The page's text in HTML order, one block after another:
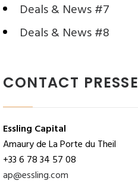
Deals & News #7
Deals & News #8
CONTACT PRESSE
Essling Capital
Amaury de La Porte du Theil
+33 6 78 34 57 08
ap@essling.com